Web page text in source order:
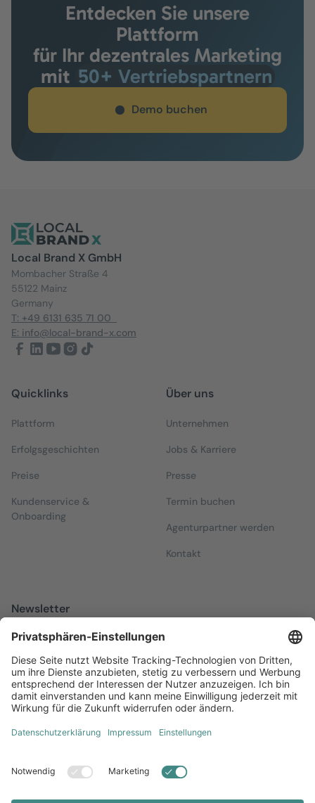
Entdecken Sie unsere
Plattform
für Ihr dezentrales Marketing
mit 50+ Vertriebspartnern
Demo buchen
Local Brand X GmbH
Mombacher Straße 4
55122 Mainz
Germany
T: +49 6131 635 71 00
E: info@local-brand-x.com
Quicklinks
Plattform
Erfolgsgeschichten
Preise
Kundenservice &
Onboarding
Über uns
Unternehmen
Jobs & Karriere
Presse
Termin buchen
Agenturpartner werden
Kontakt
Newsletter
Melden Sie sich zu unserem kostenfreien Newsletter an, der Sie
Laufenden hält.